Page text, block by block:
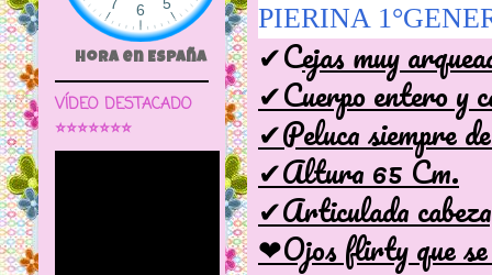
PIERINA
✔Cejas muy
✔Cuerpo entero y
✔Peluca siempre
✔Altura 65 Cm.
✔Articulada
❤Ojos flirty que se
Hora en España
VÍDEO DESTACADO
⭐⭐⭐⭐⭐⭐⭐